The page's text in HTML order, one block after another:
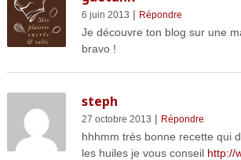
6 juin 2013 | Répondre
Je découvre ton blog sur une
bravo !
steph
27 octobre 2013 | Répondre
hhhmm très bonne recette qui
les huiles je vous conseil http://